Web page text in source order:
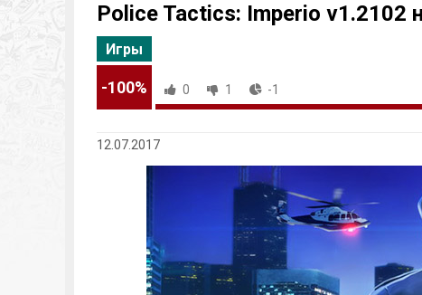
Police Tactics: Imperio v1.2102
Игры
-100% 0 1 -1
12.07.2017